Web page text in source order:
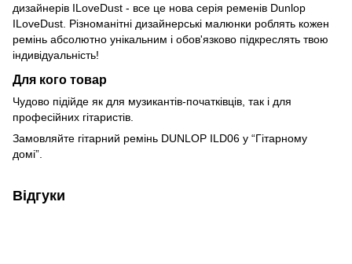
дизайнерів ILoveDust - все це нова серія ременів Dunlop
ILoveDust. Різноманітні дизайнерські малюнки роблять кожен
ремінь абсолютно унікальним і обов'язково підкреслять твою
індивідуальність!
Для кого товар
Чудово підійде як для музикантів-початківців, так і для
професійних гітаристів.
Замовляйте гітарний ремінь DUNLOP ILD06 у “Гітарному
домі”.
Відгуки